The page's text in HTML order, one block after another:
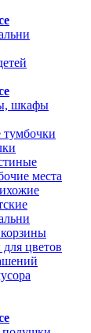
шкафы
места
цветов